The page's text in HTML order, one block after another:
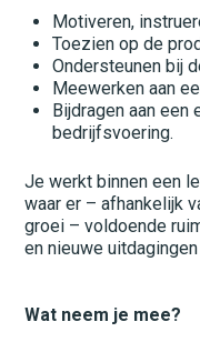
Motiveren,
Toezien op de
Ondersteunen bij
Meewerken aan
Bijdragen aan
bedrijfsvoering.
Je werkt binnen een
waar er – afhankelijk
groei – voldoende
en nieuwe
Wat neem je mee?
Grond, wegen/
Horeca
Hovenier
IT
Landbouw
Logistiek
Metaal